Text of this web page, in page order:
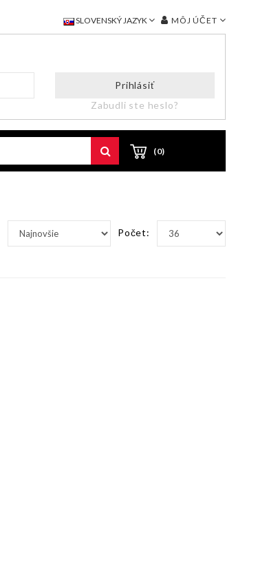
MÔJ ÚČET
SLOVENSKÝ JAZYK
Prihlásiť
Zabudli ste heslo?
(0)
Počet: